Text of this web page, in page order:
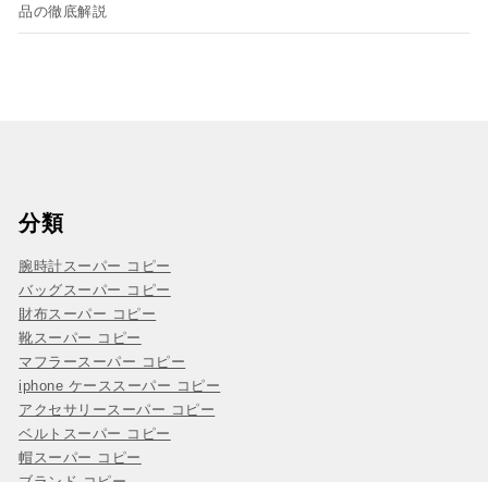
品の徹底解説
分類
腕時計スーパー コピー
バッグスーパー コピー
財布スーパー コピー
靴スーパー コピー
マフラースーパー コピー
iphone ケーススーパー コピー
アクセサリースーパー コピー
ベルトスーパー コピー
帽スーパー コピー